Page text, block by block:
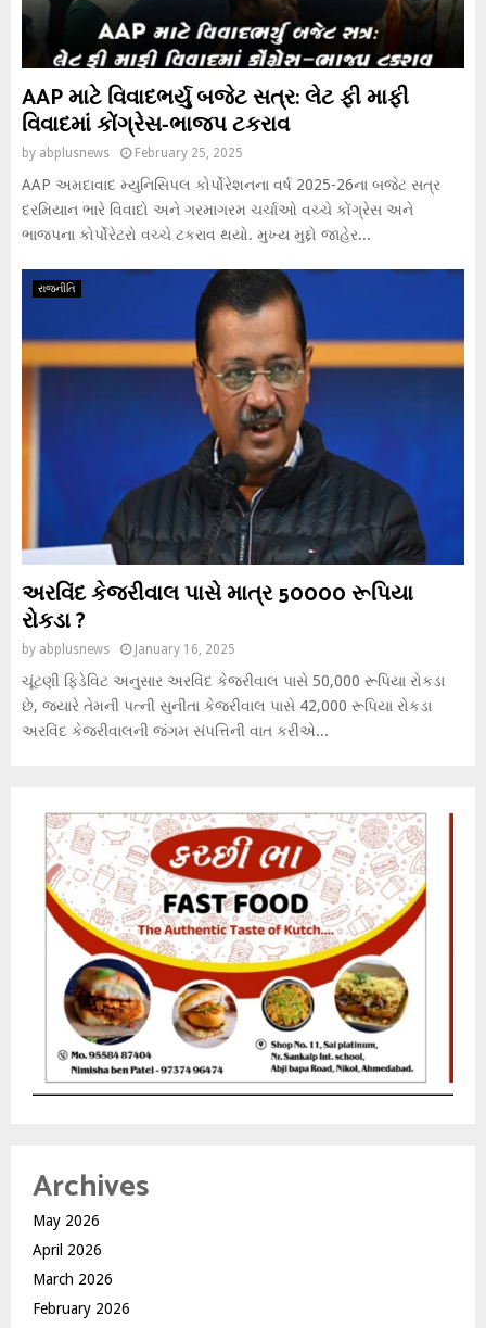
AAP માટે વિવાદભર્યુ બજેટ સત્ર: લેટ ફી માફી
વિવાદમાં કોંગ્રેસ-ભાજપ ટકરાવ
by abplusnews February 25, 2025
AAP અમદાવાદ મ્યુનિસિપલ કોર્પોરેશનના વર્ષ 2025-26ના બજેટ સત્ર
દરમિયાન ભારે વિવાદો અને ગરમાગરમ ચર્ચાઓ વચ્ચે કોંગ્રેસ અને
ભાજપના કોર્પોરેટરો વચ્ચે ટકરાવ થયો. મુખ્ય મુદ્દો જાહેર...
રાજનીતિ
અરવિંદ કેજરીવાલ પાસે માત્ર 50000 રૂપિયા
રોકડા ?
by abplusnews January 16, 2025
ચૂંટણી ફિડેવિટ અનુસાર અરવિંદ કેજરીવાલ પાસે 50,000 રૂપિયા રોકડા
છે, જ્યારે તેમની પત્ની સુનીતા કેજરીવાલ પાસે 42,000 રૂપિયા રોકડા
અરવિંદ કેજરીવાલની જંગમ સંપત્તિની વાત કરીએ...
Archives
May 2026
April 2026
March 2026
February 2026